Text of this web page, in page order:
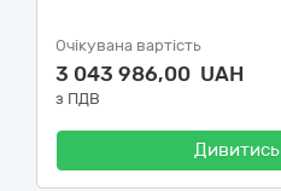
Очікувана вартість
3 043 986,00 UAH
з ПДВ
Дивитись